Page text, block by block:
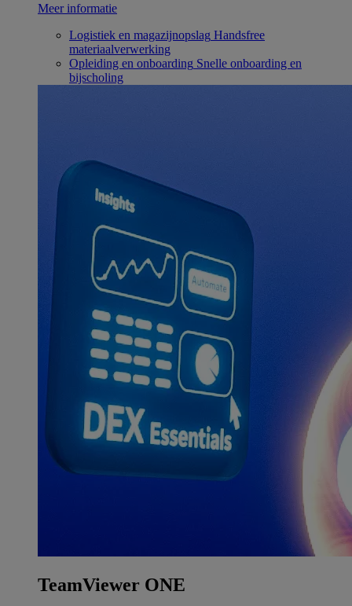
Meer informatie
Logistiek en magazijnopslag Handsfree
materiaalverwerking
Opleiding en onboarding Snelle onboarding en
bijscholing
TeamViewer ONE